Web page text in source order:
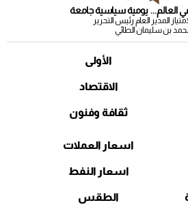
يومية سياسية جامعة
المدير العام رئيس التحرير
بن سليمان الطائي
الأولى
الاقتصاد
ثقافة وفنون
اسعار العملات
اسعار النفط
الطقس